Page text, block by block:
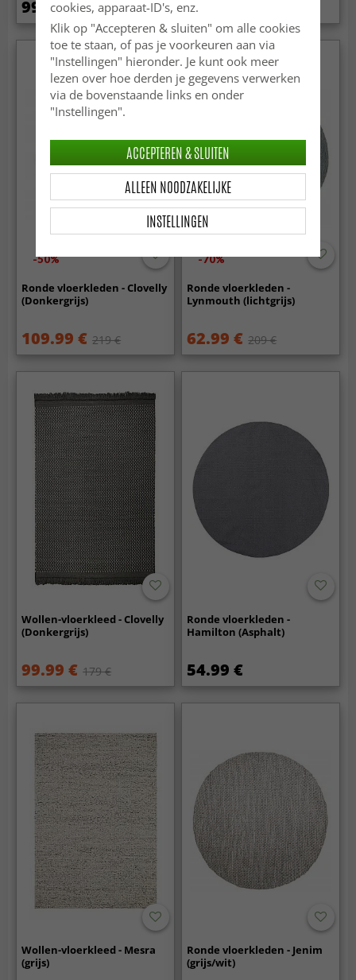
99.99 € 134.99 €
-50%
Ronde vloerkleden - Clovelly
(Donkergrijs)
109.99 € 219 €
-70%
Ronde vloerkleden -
Lynmouth (lichtgrijs)
62.99 € 209 €
Wollen-vloerkleed - Clovelly
(Donkergrijs)
99.99 € 179 €
Ronde vloerkleden -
Hamilton (Asphalt)
54.99 €
Wollen-vloerkleed - Mesra
(grijs)
Ronde vloerkleden - Jenim
(grijs/wit)
cookies, apparaat-ID's, enz.
Klik op "Accepteren & sluiten" om alle cookies
toe te staan, of pas je voorkeuren aan via
"Instellingen" hieronder. Je kunt ook meer
lezen over hoe derden je gegevens verwerken
via de bovenstaande links en onder
"Instellingen".
INSTELLINGEN
ALLEEN NOODZAKELIJKE
ACCEPTEREN & SLUITEN